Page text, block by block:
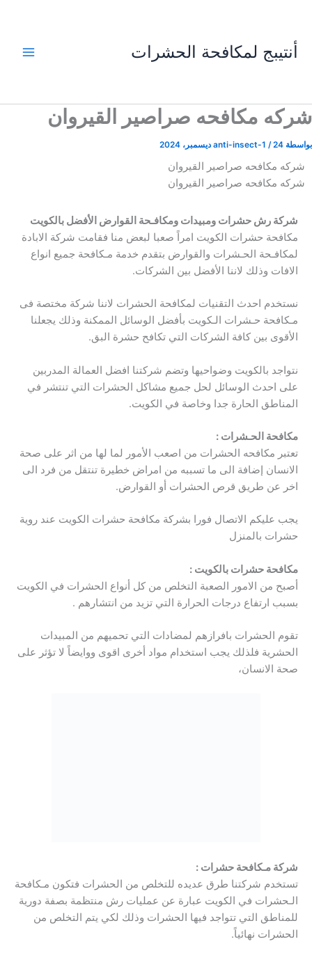
المحتوى
أنتيبج لمكافحة الحشرات
شركه مكافحه صراصير القيروان
بواسطة anti-insect-1 /24 ديسمبر، 2024
شركه مكافحه صراصير القيروان
شركه مكافحه صراصير القيروان
شركة رش حشرات ومبيدات ومكافـحة القوارض الأفضل بالكويت
مكافحة حشرات الكويت امراً صعبا لبعض منا فقامت شركة الابادة
لمكافـحة الحـشرات والقوارض بتقدم خدمة مـكافحة جميع انواع
الافات وذلك لاننا الأفضل بين الشركات.
نستخدم احدث التقنيات لمكافحة الحشرات لاننا شركة مختصة فى
مـكافحة حـشرات الـكويت بأفضل الوسائل الممكنة وذلك يجعلنا
الأقوى بين كافة الشركات التي تكافح حشرة البق.
نتواجد بالكويت وضواحيها وتضم شركتنا افضل العمالة المدربين
على احدث الوسائل لحل جميع مشاكل الحشرات التي تنتشر في
المناطق الحارة جدا وخاصة في الكويت.
مكافحة الحـشرات :
تعتبر مكافحه الحشرات من اصعب الأمور لما لها من اثر على صحة
الانسان إضافة الى ما تسببه من امراض خطيرة تنتقل من فرد الى
اخر عن طريق قرص الحشرات أو القوارض.
يجب عليكم الاتصال فورا بشركة مكافحة حشرات الكويت عند روية
حشرات بالمنزل
مكافحة حشرات بالكويت :
أصبح من الامور الصعبة التخلص من كل أنواع الحشرات في الكويت
بسبب ارتفاع درجات الحرارة التي تزيد من انتشارهم .
تقوم الحشرات بافرازهم لمضادات التي تحميهم من المبيدات
الحشرية فلذلك يجب استخدام مواد أخرى اقوى ووايضاً لا تؤثر على
صحة الانسان،
شركة مـكافحة حشرات :
تستخدم شركتنا طرق عديده للتخلص من الحشرات فتكون مـكافحة
الـحشرات في الكويت عبارة عن عمليات رش منتظمة بصفة دورية
للمناطق التي تتواجد فيها الحشرات وذلك لكي يتم التخلص من
الحشرات نهائياً.